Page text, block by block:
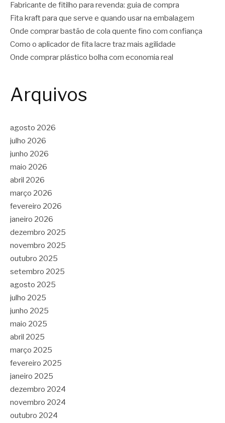
Fabricante de fitilho para revenda: guia de compra
Fita kraft para que serve e quando usar na embalagem
Onde comprar bastão de cola quente fino com confiança
Como o aplicador de fita lacre traz mais agilidade
Onde comprar plástico bolha com economia real
Arquivos
agosto 2026
julho 2026
junho 2026
maio 2026
abril 2026
março 2026
fevereiro 2026
janeiro 2026
dezembro 2025
novembro 2025
outubro 2025
setembro 2025
agosto 2025
julho 2025
junho 2025
maio 2025
abril 2025
março 2025
fevereiro 2025
janeiro 2025
dezembro 2024
novembro 2024
outubro 2024